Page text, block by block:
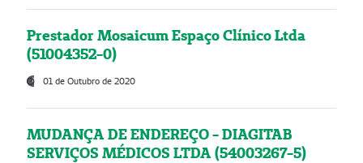
Prestador Mosaicum Espaço Clínico Ltda
(51004352-0)
01 de Outubro de 2020
MUDANÇA DE ENDEREÇO - DIAGITAB
SERVIÇOS MÉDICOS LTDA (54003267-5)